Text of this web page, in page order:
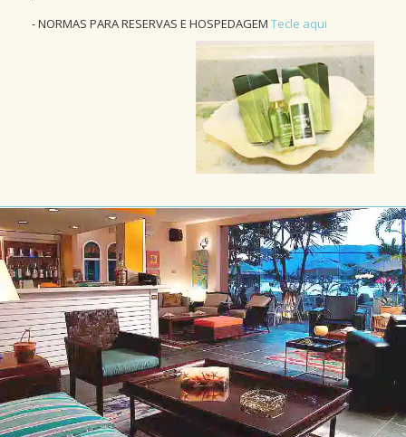
- NORMAS PARA RESERVAS E HOSPEDAGEM Tecle aqui